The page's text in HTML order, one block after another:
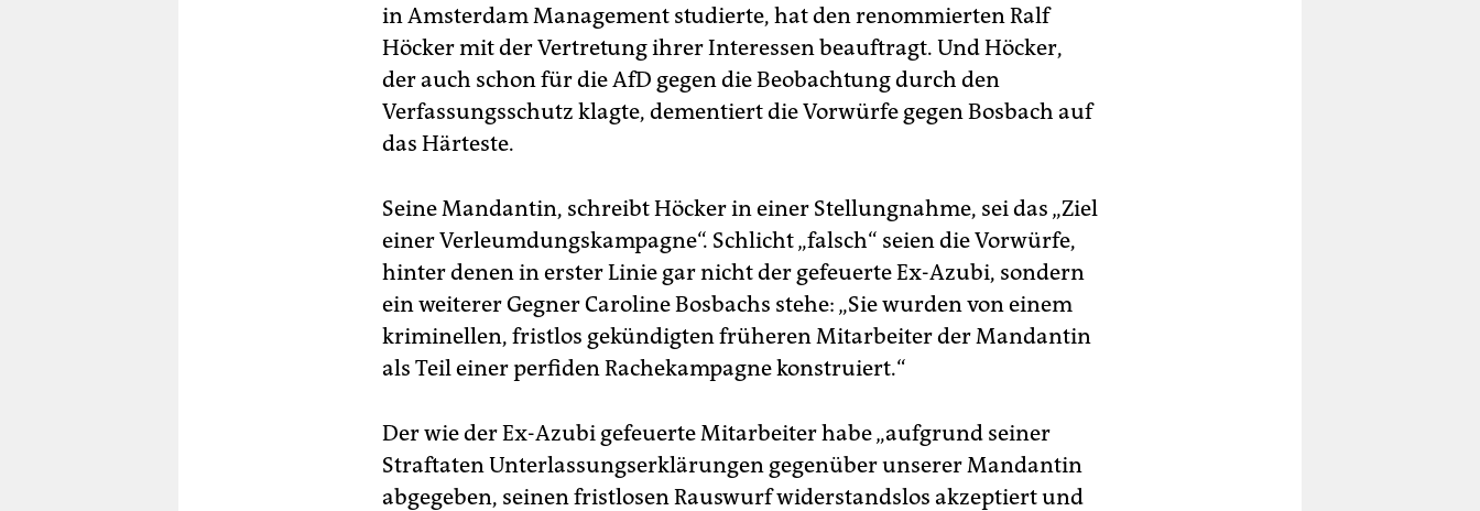
in Amsterdam Management studierte, hat den renommierten Ralf
Höcker mit der Vertretung ihrer Interessen beauftragt. Und Höcker,
der auch schon für die AfD gegen die Beobachtung durch den
Verfassungsschutz klagte, dementiert die Vorwürfe gegen Bosbach auf
das Härteste.
Seine Mandantin, schreibt Höcker in einer Stellungnahme, sei das „Ziel
einer Verleumdungskampagne“. Schlicht „falsch“ seien die Vorwürfe,
hinter denen in erster Linie gar nicht der gefeuerte Ex-Azubi, sondern
ein weiterer Gegner Caroline Bosbachs stehe: „Sie wurden von einem
kriminellen, fristlos gekündigten früheren Mitarbeiter der Mandantin
als Teil einer perfiden Rachekampagne konstruiert.“
Der wie der Ex-Azubi gefeuerte Mitarbeiter habe „aufgrund seiner
Straftaten Unterlassungserklärungen gegenüber unserer Mandantin
abgegeben, seinen fristlosen Rauswurf widerstandslos akzeptiert und